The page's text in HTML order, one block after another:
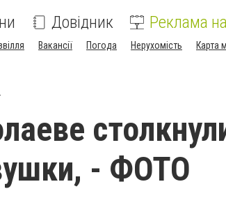
Довідник Реклама
Вакансії Погода Нерухомість Карта
- ФОТО